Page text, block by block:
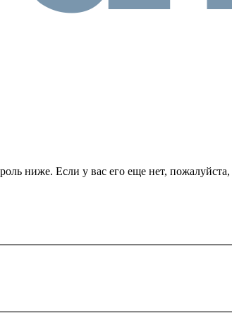
ниже. Если у вас его еще нет, пожалуйста,